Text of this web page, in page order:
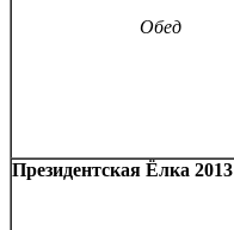
Обед
Президентская Ёлка 2013